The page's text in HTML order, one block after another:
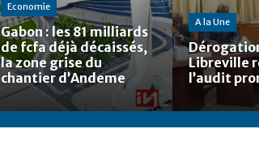
Economie
Gabon : les 81 milliards
de fcfa déjà décaissés,
la zone grise du
chantier d’Andeme
A la Une
Libreville
l’audit